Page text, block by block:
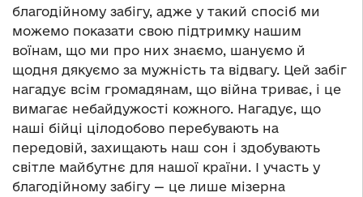
благодійному забігу, адже у такий спосіб ми
можемо показати свою підтримку нашим
воїнам, що ми про них знаємо, шануємо й
щодня дякуємо за мужність та відвагу. Цей забіг
нагадує всім громадянам, що війна триває, і це
вимагає небайдужості кожного. Нагадує, що
наші бійці цілодобово перебувають на
передовій, захищають наш сон і здобувають
світле майбутнє для нашої країни. І участь у
благодійному забігу — це лише мізерна